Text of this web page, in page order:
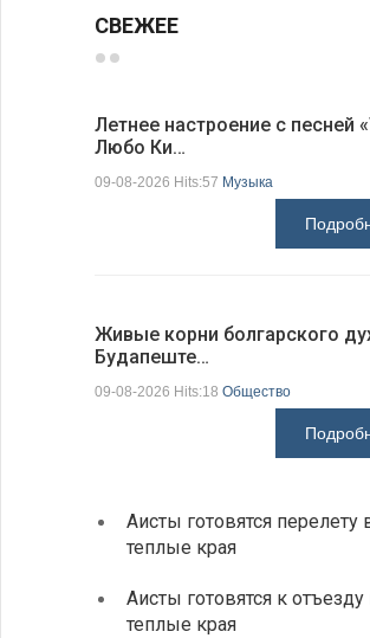
СВЕЖЕЕ
Летнее настроение с песней
Любо Ки…
09-08-2026 Hits:57 Музыка
Живые корни болгарского
Будапеште…
09-08-2026 Hits:18 Общество
Аисты готовятся перелету
теплые края
Аисты готовятся к отъезду
теплые края